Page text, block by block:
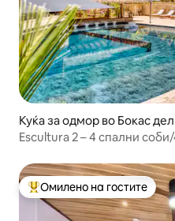
Куќа за одмор во Бокас
Escultura 2 – 4 спални
Меѓу најуспешните
Омилено на гостите